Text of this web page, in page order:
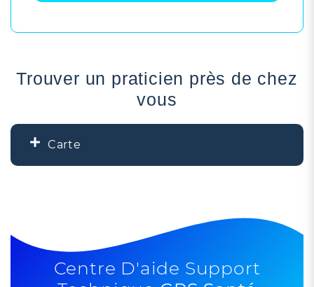
Trouver un praticien près de chez
vous
Carte
Centre D'aide Support